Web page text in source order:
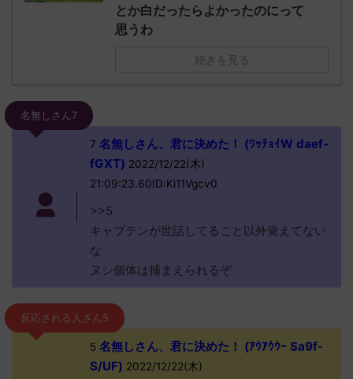
とか白だったらよかったのにって
思うわ
続きを見る
名無しさん7
7 名無しさん、君に決めた！ (ﾜｯﾁｮｲW daef-
fGXT) 2022/12/22(木)
21:09:23.60ID:Ki11Vgcv0
>>5
キャプテンが世話してること以外覚えてない
な
ヌシ個体は捕まえられるぞ
反応される人さん5
5名無しさん、君に決めた！ (ｱｳｱｳｳｰ Sa9f-
S/UF) 2022/12/22(木)